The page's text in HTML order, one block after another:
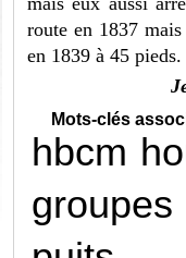
route en 1837
en 1839 à 45 pieds.
Mots-clés
hbcm
groupes